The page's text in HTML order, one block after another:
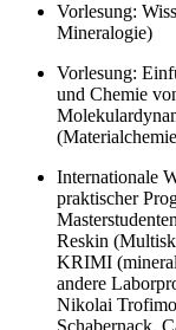
Vorlesung:
Mineralogie)
Vorlesung:
und Chemie
Internationale
praktischer
Reskin
KRIMI
andere
Nikolai